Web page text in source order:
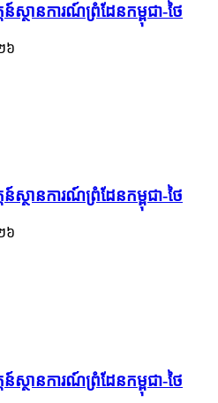
តន៍ស្ថានការណ៍ព្រំដែនកម្ពុជា-ថៃ
៦
តន៍ស្ថានការណ៍ព្រំដែនកម្ពុជា-ថៃ
៦
តន៍ស្ថានការណ៍ព្រំដែនកម្ពុជា-ថៃ